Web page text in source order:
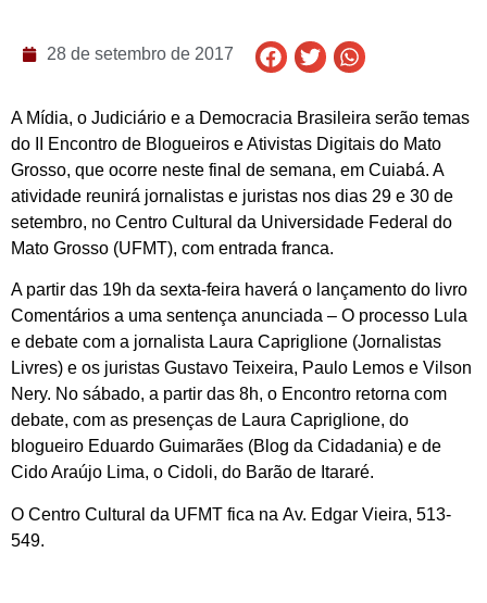
28 de setembro de 2017
A Mídia, o Judiciário e a Democracia Brasileira serão temas
do II Encontro de Blogueiros e Ativistas Digitais do Mato
Grosso, que ocorre neste final de semana, em Cuiabá. A
atividade reunirá jornalistas e juristas nos dias 29 e 30 de
setembro, no Centro Cultural da Universidade Federal do
Mato Grosso (UFMT), com entrada franca.
A partir das 19h da sexta-feira haverá o lançamento do livro
Comentários a uma sentença anunciada – O processo Lula
e debate com a jornalista Laura Capriglione (Jornalistas
Livres) e os juristas Gustavo Teixeira, Paulo Lemos e Vilson
Nery. No sábado, a partir das 8h, o Encontro retorna com
debate, com as presenças de Laura Capriglione, do
blogueiro Eduardo Guimarães (Blog da Cidadania) e de
Cido Araújo Lima, o Cidoli, do Barão de Itararé.
O Centro Cultural da UFMT fica na Av. Edgar Vieira, 513-
549.